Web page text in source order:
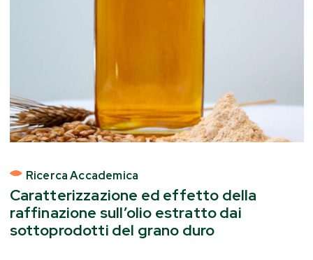
Ricerca Accademica
Caratterizzazione ed effetto della
raffinazione sull’olio estratto dai
sottoprodotti del grano duro